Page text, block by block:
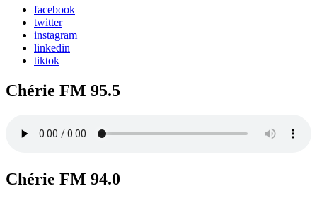
facebook
twitter
instagram
linkedin
tiktok
Chérie FM 95.5
Chérie FM 94.0